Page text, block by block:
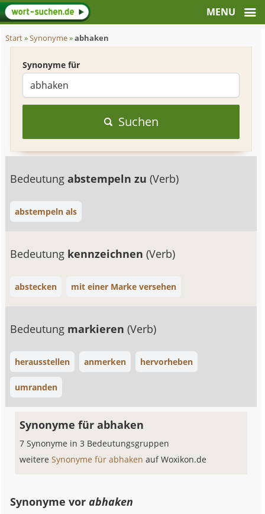
Start»Synonyme»abhaken
Synonyme für
Suchen
Bedeutungabstempeln zu(Verb)
abstempeln als
Bedeutung kennzeichnen(Verb)
abstecken mit einer Marke versehen
Bedeutung markieren(Verb)
herausstellen anmerken hervorheben
umranden
Synonyme für abhaken
7 Synonyme in 3 Bedeutungsgruppen
weitereSynonyme für abhakenauf Woxikon.de
Synonyme vorabhaken